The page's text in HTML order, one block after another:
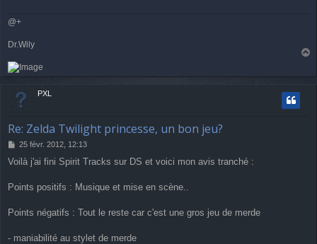
@+
Dr.Wily
u
PXL
Re: Zelda Twilight princesse, un bon jeu?
M
s
a
e
25 févr. 2012, 12:13
Voilà j'ai fini Spirit Tracks sur DS et voici mon avis tranché :
Points positifs : Musique et mise en scène..
Points négatifs : Tout le reste car c'est une gros jeu de merde
- maniabilité au stylet de merde